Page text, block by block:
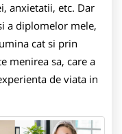
anxietatii, etc. Dar
a diplomelor mele,
cat si prin
menirea sa, care a
de viata in